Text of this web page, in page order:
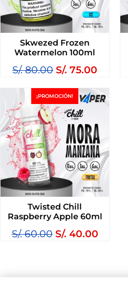
Skwezed Frozen
Watermelon 100ml
S/.80.00 S/. 75.00
¡PROMOCIÓN!
Twisted Chill
Raspberry Apple 60ml
S/.60.00 S/. 40.00